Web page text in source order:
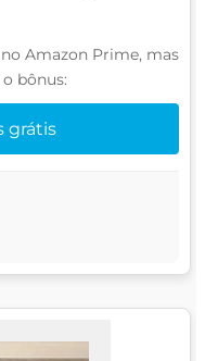
Amazon Prime, mas
bônus:
grátis